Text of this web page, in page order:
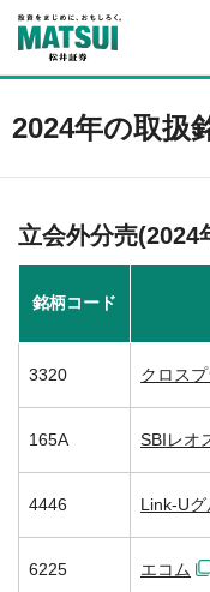
2024年の取扱
立会外分売(2024
銘柄コード
3320 クロスプ
165A SBIレオ
4446 Link-U
6225 エコム